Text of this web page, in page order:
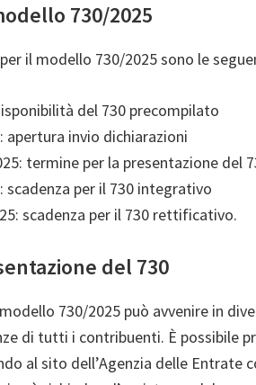
730/2025
il modello 730/2025 sono le
del 730 precompilato
apertura invio dichiarazioni
termine per la presentazione del
scadenza per il 730 integrativo
scadenza per il 730 rettificativo.
del 730
730/2025 può avvenire in
di tutti i contribuenti. È possibile
al sito dell’Agenzia delle Entrate